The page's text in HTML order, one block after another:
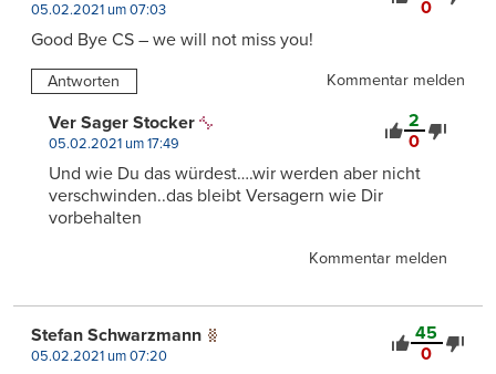
0
05.02.2021 um 07:03
Good Bye CS – we will not miss you!
Antworten Kommentar melden
2
0
Ver Sager Stocker
05.02.2021 um 17:49
Und wie Du das würdest….wir werden aber nicht
verschwinden..das bleibt Versagern wie Dir
vorbehalten
Kommentar melden
45
0
Stefan Schwarzmann
05.02.2021 um 07:20